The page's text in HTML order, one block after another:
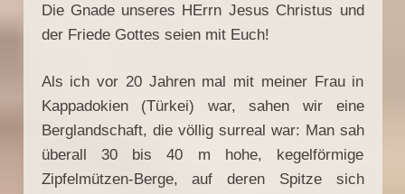
Die Gnade unseres HErrn Jesus Christus und
der Friede Gottes seien mit Euch!
Als ich vor 20 Jahren mal mit meiner Frau in
Kappadokien (Türkei) war, sahen wir eine
Berglandschaft, die völlig surreal war: Man sah
überall 30 bis 40 m hohe, kegelförmige
Zipfelmützen-Berge, auf deren Spitze sich